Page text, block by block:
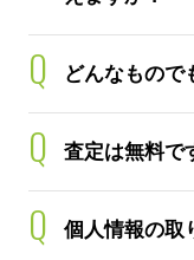
Q どんなもので
Q 査定は無料で
Q 個人情報の取